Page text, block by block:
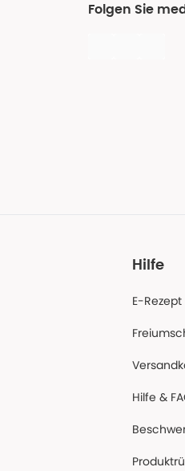
Folgen Sie
Hilfe
E-Rezept
Hilfe &